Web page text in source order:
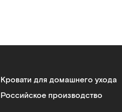
Кровати для домашнего ухода
Российское производство